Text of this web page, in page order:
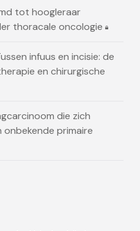
tot hoogleraar
thoracale oncologie
infuus en incisie: de
en chirurgische
die zich
primaire